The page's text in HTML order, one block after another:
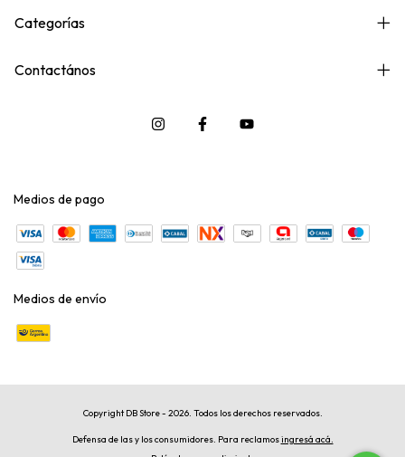
Categorías
Contactános
Medios de pago
Medios de envío
Copyright DB Store - 2026. Todos los derechos reservados.
Defensa de las y los consumidores. Para reclamosingresá acá.